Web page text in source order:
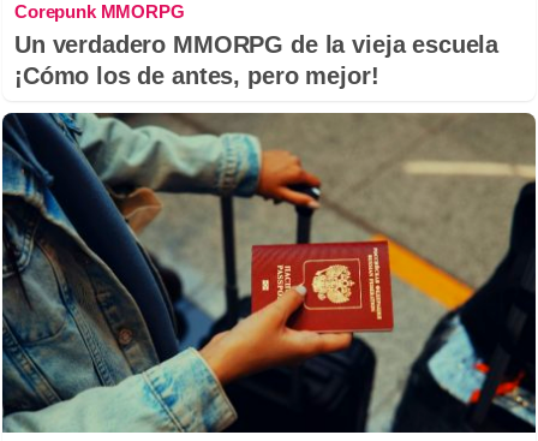
Corepunk MMORPG
Un verdadero MMORPG de la vieja escuela
¡Cómo los de antes, pero mejor!